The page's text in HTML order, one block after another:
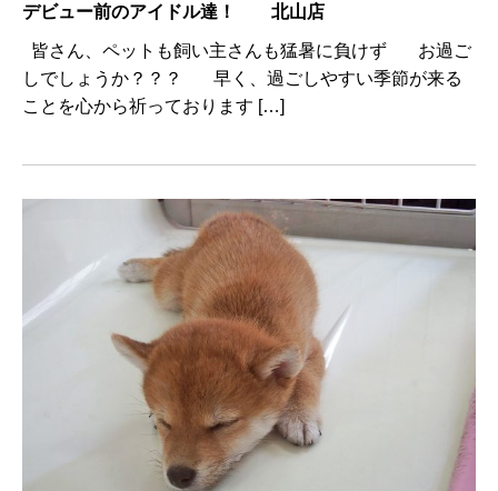
デビュー前のアイドル達！ 北山店
皆さん、ペットも飼い主さんも猛暑に負けず お過ご
しでしょうか？？？ 早く、過ごしやすい季節が来る
ことを心から祈っております […]